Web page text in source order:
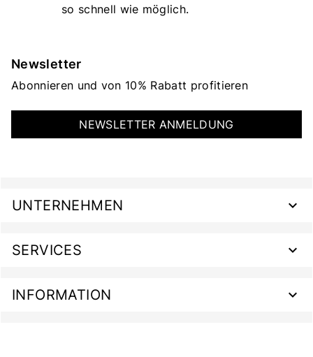
so schnell wie möglich.
Newsletter
Abonnieren und von 10% Rabatt profitieren
NEWSLETTER ANMELDUNG
UNTERNEHMEN
SERVICES
INFORMATION